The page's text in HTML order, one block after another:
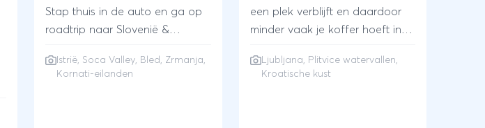
Stap thuis in de auto en ga op
roadtrip naar Slovenië &
activiteiten inclusief: tuben in
Istrië, Soca Valley, Bled, Zrmanja,
Kornati-eilanden
een plek verblijft en daardoor
minder vaak je koffer hoeft in te
maar wel veel (kunnen) doen en
Ljubljana, Plitvice watervallen,
Kroatische kust